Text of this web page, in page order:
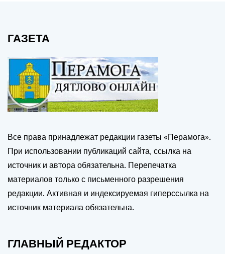
ГАЗЕТА
Все права принадлежат редакции газеты «Перамога».
При использовании публикаций сайта, ссылка на
источник и автора обязательна. Перепечатка
материалов только с письменного разрешения
редакции. Активная и индексируемая гиперссылка на
источник материала обязательна.
ГЛАВНЫЙ РЕДАКТОР